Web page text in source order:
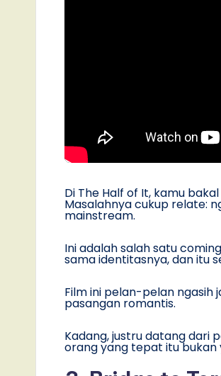
Di The Half of It, kamu
Masalahnya cukup relate:
mainstream.
Ini adalah salah satu
sama identitasnya, dan itu
Film ini pelan-pelan ngasih
pasangan romantis.
Kadang, justru datang dari
orang yang tepat itu